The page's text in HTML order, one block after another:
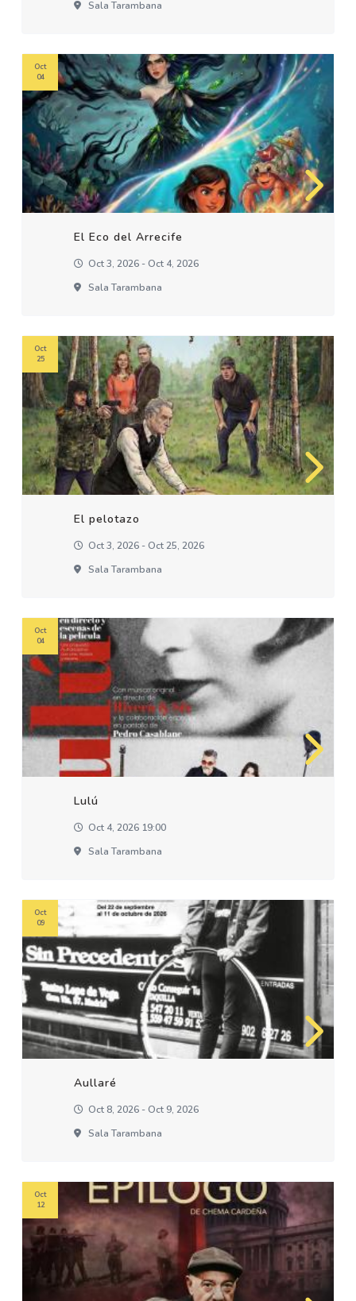
Sala Tarambana
El Eco del Arrecife
Oct 3, 2026 - Oct 4, 2026
Sala Tarambana
Oct
04
El pelotazo
Oct 3, 2026 - Oct 25, 2026
Sala Tarambana
Oct
25
Lulú
Oct 4, 2026 19:00
Sala Tarambana
Oct
04
Aullaré
Oct 8, 2026 - Oct 9, 2026
Sala Tarambana
Oct
09
Oct
12